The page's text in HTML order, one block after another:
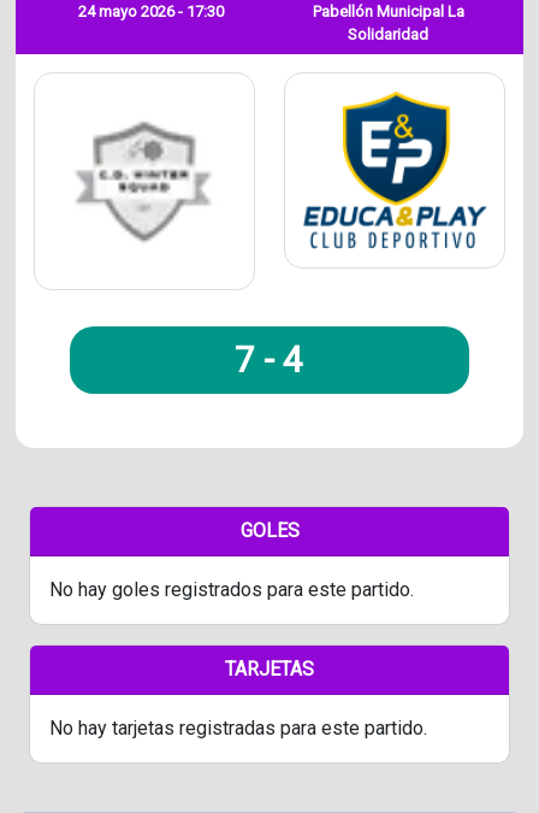
24 mayo 2026 - 17:30
Pabellón Municipal La
Solidaridad
7 -4
GOLES
No hay goles registrados para este partido.
TARJETAS
No hay tarjetas registradas para este partido.